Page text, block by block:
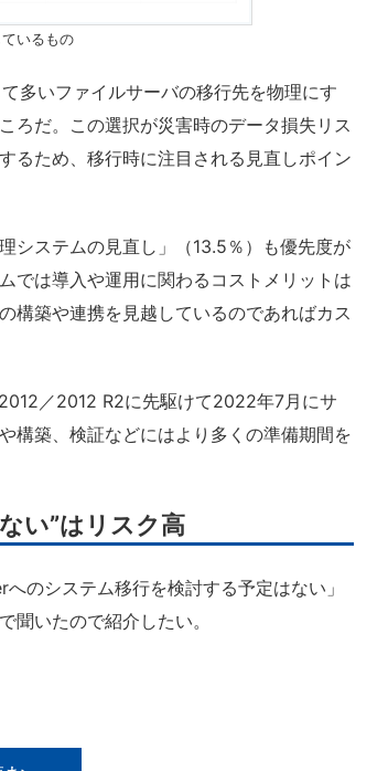
いるもの
いファイルサーバの移行先を物理にす
ろだ。この選択が災害時のデータ損失リス
るため、移行時に注目される見直しポイン
システムの見直し」（13.5％）も優先度が
では導入や運用に関わるコストメリットは
構築や連携を見越しているのであればカス
／2012 R2に先駆けて2022年7月にサ
構築、検証などにはより多くの準備期間を
い”はリスク高
のシステム移行を検討する予定はない」
聞いたので紹介したい。